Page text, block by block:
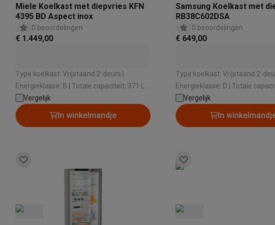
promoties
met ecocheques Stofzuigers met ecocheques Strijkijzers met ecocheques
met ecochequesBruiswatertoestellen met ecocheques
ecochequesDiepvriezers met ecocheques Ovens met ecocheques
Koptelefoons met ecocheques
Laptops met ecocheques
Miele Koelkast met diepvries KFN
4395 BD Aspect inox
0 beoordelingen
€ 1.449,00
Type koelkast: Vrijstaand 2-deurs |
Energieklasse: B | Totale capaciteit: 371 L |
Vriessysteem: No Frost | Geluidsniveau: 34
dB
Vergelijk
In winkelmandje
Samsung Koelkast met
RB38C602DSA
0 beoordelingen
€ 649,00
Type koelkast: Vrijstaand 2-
Energieklasse: D | Totale capaciteit: 390 L |
Vriessysteem: No Frost | Geluidsniveau: 35
dB
Vergelijk
In